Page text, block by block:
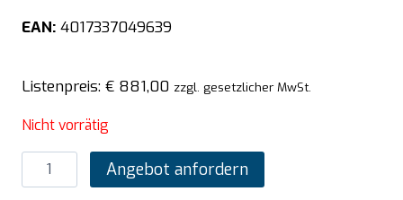
EAN: 4017337049639
Listenpreis: € 881,00 zzgl. gesetzlicher MwSt.
Nicht vorrätig
SARO
Spültisch
Angebot anfordern